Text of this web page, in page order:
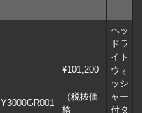
BE/BH
Y3000GR001
¥101,200
（税抜価
格
ヘッ
ドラ
イト
ウォ
ッシ
ャー
付タ